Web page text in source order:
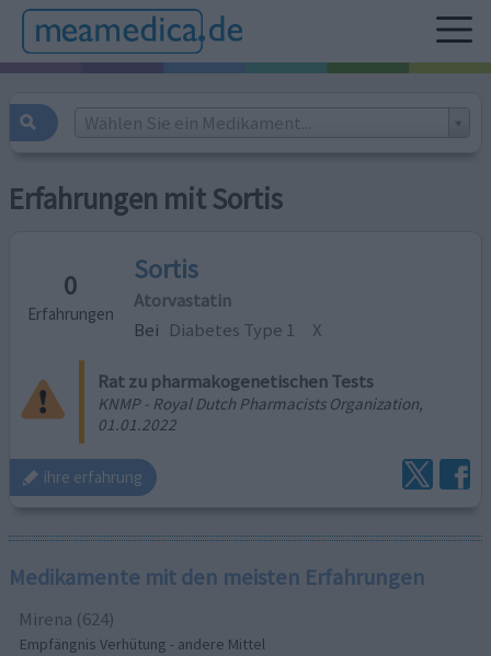
Wählen Sie ein Medikament...
Erfahrungen mit Sortis
0
Erfahrungen
Sortis
Atorvastatin
Bei Diabetes Type 1 X
Rat zu pharmakogenetischen Tests
KNMP - Royal Dutch Pharmacists Organization,
01.01.2022
ihre erfahrung
Medikamente mit den meisten Erfahrungen
Mirena (624)
Empfängnis Verhütung - andere Mittel